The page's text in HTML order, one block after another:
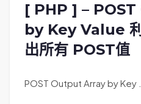
[ PHP ] –
by Key Value
出所有 POST值
POST Output Array by Key …